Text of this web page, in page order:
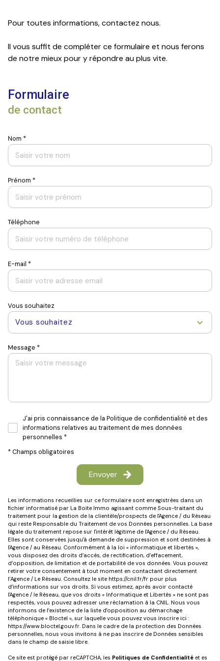
contact
Pour toutes informations, contactez nous.
Il vous suffit de compléter ce formulaire et nous ferons
de notre mieux pour y répondre au plus vite.
Formulaire
de contact
Nom *
Prénom *
Téléphone
E-mail *
Vous souhaitez
Vous souhaitez
Message *
J'ai pris connaissance de la Politique de confidentialité et des
informations relatives au traitement de mes données
personnelles *
* Champs obligatoires
Envoyer
Les informations recueillies sur ce formulaire sont enregistrées dans un
fichier informatisé par La Boite Immo agissant comme Sous-traitant du
traitement pour la gestion de la clientèle/prospects de l'Agence / du Réseau
qui reste Responsable du Traitement de vos Données personnelles. La base
légale du traitement repose sur l'intérêt légitime de l'Agence / du Réseau.
Elles sont conservées jusqu'à demande de suppression et sont destinées à
l'Agence / au Réseau. Conformément à la loi « informatique et libertés »,
vous disposez des droits d’accès, de rectification, d’effacement,
d’opposition, de limitation et de portabilité de vos données. Vous pouvez
retirer votre consentement à tout moment en contactant directement
l’Agence / Le Réseau. Consultez le site https://cnil.fr/fr pour plus
d’informations sur vos droits. Si vous estimez, après avoir contacté
l'Agence / le Réseau, que vos droits « Informatique et Libertés » ne sont pas
respectés, vous pouvez adresser une réclamation à la CNIL. Nous vous
informons de l’existence de la liste d'opposition au démarchage
téléphonique « Bloctel », sur laquelle vous pouvez vous inscrire ici :
https://www.bloctel.gouv.fr . Dans le cadre de la protection des Données
personnelles, nous vous invitons à ne pas inscrire de Données sensibles
dans le champ de saisie libre.
Ce site est protégé par reCAPTCHA, les Politiques de Confidentialité et es